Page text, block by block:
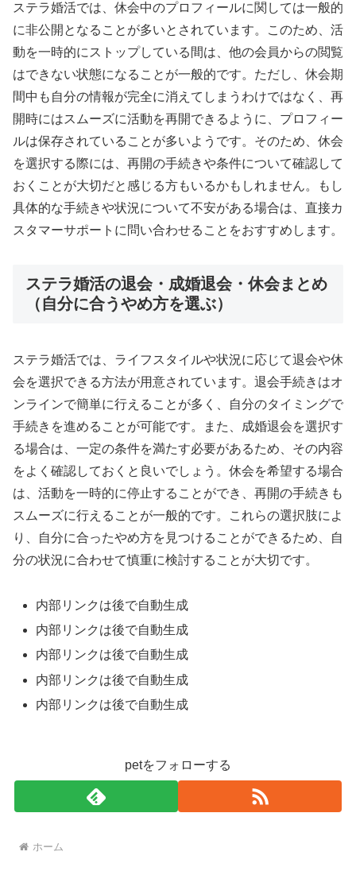
ステラ婚活では、休会中のプロフィールに関しては一般的
に非公開となることが多いとされています。このため、活
動を一時的にストップしている間は、他の会員からの閲覧
はできない状態になることが一般的です。ただし、休会期
間中も自分の情報が完全に消えてしまうわけではなく、再
開時にはスムーズに活動を再開できるように、プロフィー
ルは保存されていることが多いようです。そのため、休会
を選択する際には、再開の手続きや条件について確認して
おくことが大切だと感じる方もいるかもしれません。もし
具体的な手続きや状況について不安がある場合は、直接カ
スタマーサポートに問い合わせることをおすすめします。
ステラ婚活の退会・成婚退会・休会まとめ
（自分に合うやめ方を選ぶ）
ステラ婚活では、ライフスタイルや状況に応じて退会や休
会を選択できる方法が用意されています。退会手続きはオ
ンラインで簡単に行えることが多く、自分のタイミングで
手続きを進めることが可能です。また、成婚退会を選択す
る場合は、一定の条件を満たす必要があるため、その内容
をよく確認しておくと良いでしょう。休会を希望する場合
は、活動を一時的に停止することができ、再開の手続きも
スムーズに行えることが一般的です。これらの選択肢によ
り、自分に合ったやめ方を見つけることができるため、自
分の状況に合わせて慎重に検討することが大切です。
内部リンクは後で自動生成
内部リンクは後で自動生成
内部リンクは後で自動生成
内部リンクは後で自動生成
内部リンクは後で自動生成
petをフォローする
ホーム